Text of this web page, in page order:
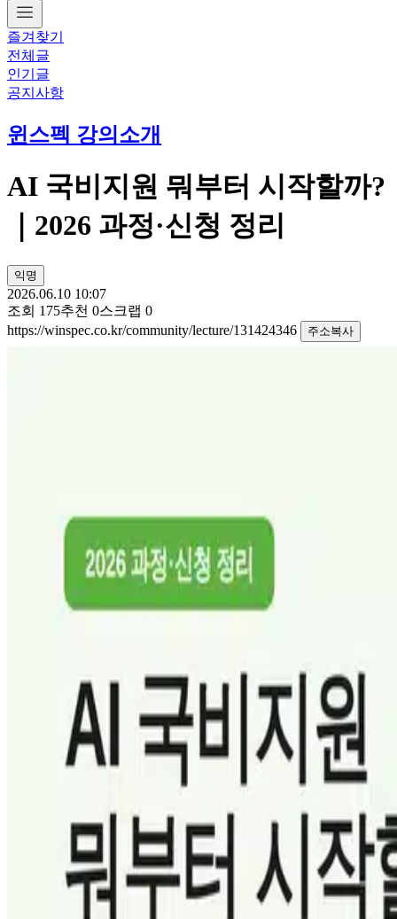
즐겨찾기
전체글
인기글
공지사항
윈스펙 강의소개
AI 국비지원 뭐부터 시작할까?
｜2026 과정·신청 정리
익명
2026.06.10 10:07
조회 175추천 0스크랩 0
https://winspec.co.kr/community/lecture/131424346
주소복사